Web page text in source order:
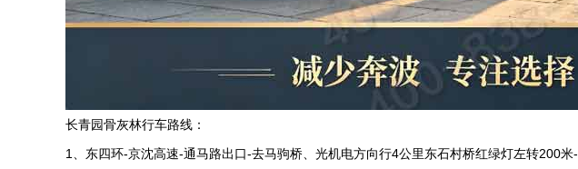
长青园骨灰林行车路线：
1
、东四环-京沈高速-通马路出口-去马驹桥、光机电方向行4公里东石村桥红绿灯左转200米-